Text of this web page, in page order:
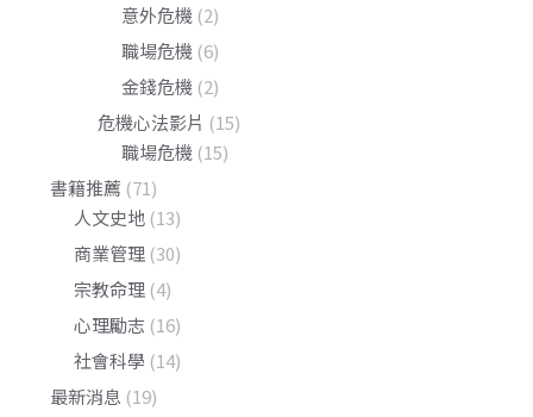
意外危機 (2)
職場危機 (6)
金錢危機 (2)
危機心法影片 (15)
職場危機 (15)
書籍推薦 (71)
人文史地 (13)
商業管理 (30)
宗教命理 (4)
心理勵志 (16)
社會科學 (14)
最新消息 (19)